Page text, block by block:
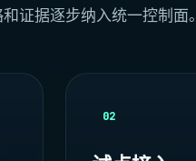
证据逐步纳入统一控制面。
02